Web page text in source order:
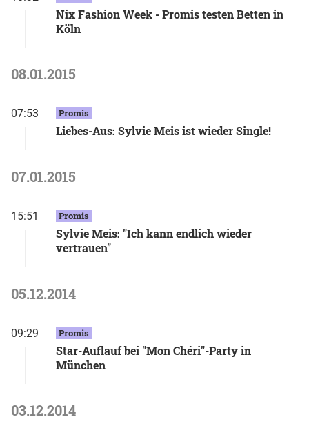
Nix Fashion Week - Promis testen Betten in
Köln
08.01.2015
07:53 Promis
Liebes-Aus: Sylvie Meis ist wieder Single!
07.01.2015
15:51 Promis
Sylvie Meis: "Ich kann endlich wieder
vertrauen"
05.12.2014
09:29 Promis
Star-Auflauf bei "Mon Chéri"-Party in
München
03.12.2014